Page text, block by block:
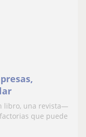
libro, una revista—
que puede